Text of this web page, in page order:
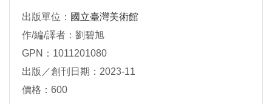
出版單位： 國立臺灣美術館
作/編/譯者：劉碧旭
GPN：1011201080
出版／創刊日期：2023-11
價格：600